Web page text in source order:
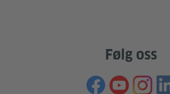
Følg oss